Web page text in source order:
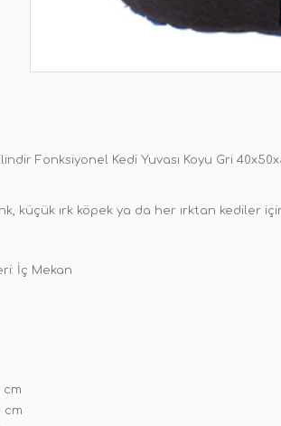
Fonksiyonel Kedi Yuvası Koyu Gri
küçük ırk köpek ya da her ırktan kediler
İç Mekan
cm
cm